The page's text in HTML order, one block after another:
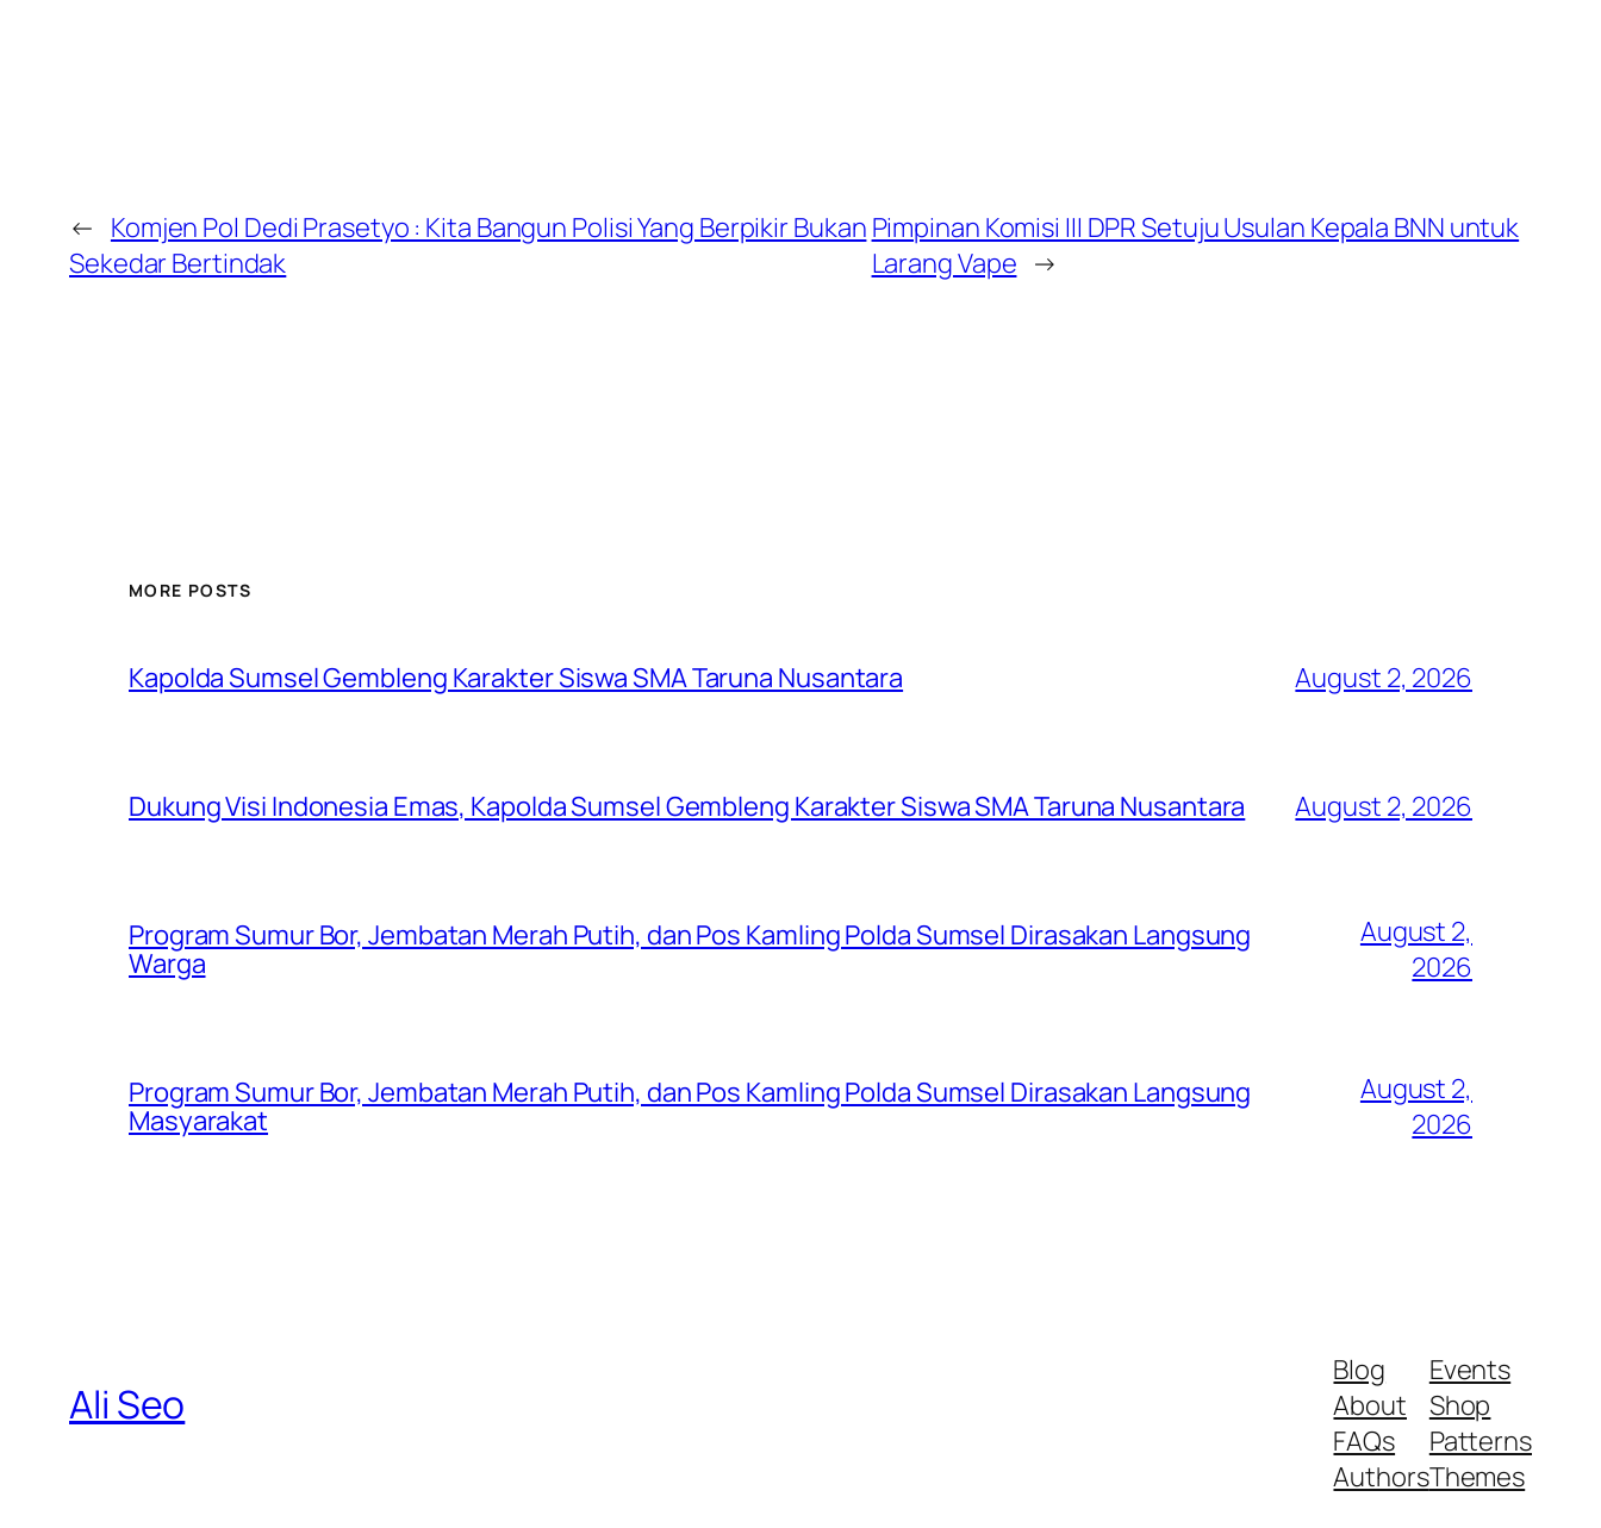
← Komjen Pol Dedi Prasetyo : Kita Bangun Polisi Yang Berpikir Bukan
Sekedar Bertindak
Pimpinan Komisi III DPR Setuju Usulan Kepala BNN untuk
Larang Vape →
MORE POSTS
Kapolda Sumsel Gembleng Karakter Siswa SMA Taruna Nusantara August 2, 2026
Dukung Visi Indonesia Emas, Kapolda Sumsel Gembleng Karakter Siswa SMA Taruna Nusantara August 2, 2026
Program Sumur Bor, Jembatan Merah Putih, dan Pos Kamling Polda Sumsel Dirasakan Langsung
Warga
August 2,
2026
Program Sumur Bor, Jembatan Merah Putih, dan Pos Kamling Polda Sumsel Dirasakan Langsung
Masyarakat
August 2,
2026
Ali Seo
Blog
About
FAQs
Authors
Events
Shop
Patterns
Themes